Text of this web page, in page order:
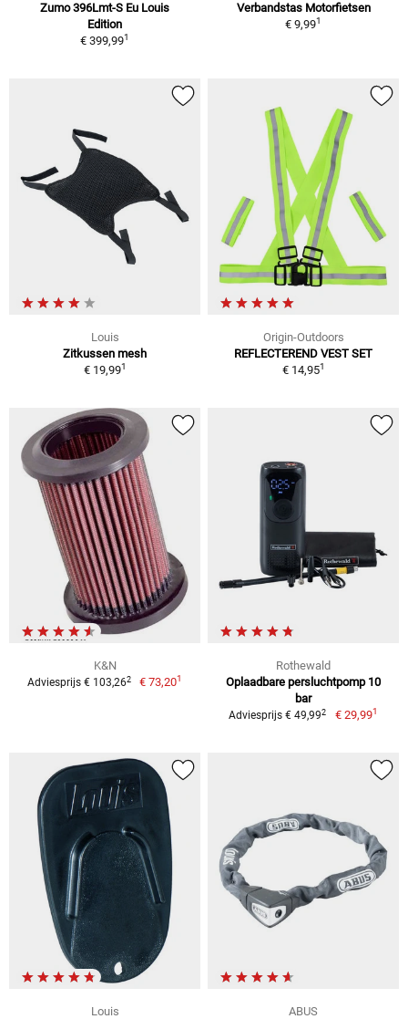
Zumo 396Lmt-S Eu Louis
Edition
€ 399,991
Verbandstas Motorfietsen
€ 9,991
Louis
Zitkussen mesh
€ 19,991
Origin-Outdoors
REFLECTEREND VEST SET
€ 14,951
K&N
Adviesprijs € 103,262 € 73,201
Rothewald
Oplaadbare persluchtpomp 10
bar
Adviesprijs € 49,992 € 29,991
Louis
ABUS